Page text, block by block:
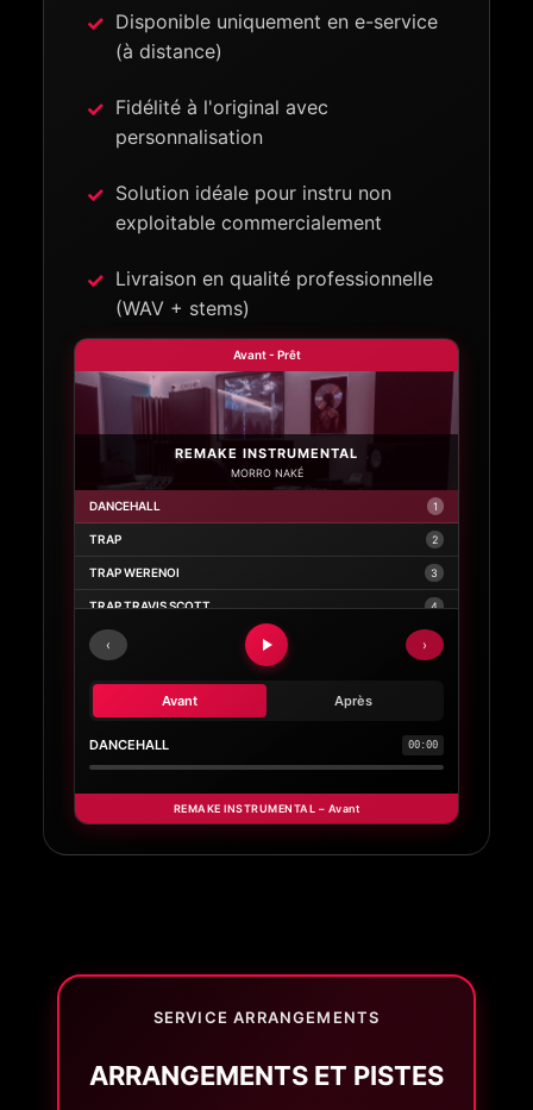
Disponible uniquement en e-service
(à distance)
Fidélité à l'original avec
personnalisation
Solution idéale pour instru non
exploitable commercialement
Livraison en qualité professionnelle
(WAV + stems)
Avant - Prêt
REMAKE INSTRUMENTAL
MORRO NAKÉ
DANCEHALL 1
TRAP 2
TRAP WERENOI 3
TRAP TRAVIS SCOTT 4
AFRO CALIENTE
‹ ›
Avant Après
DANCEHALL 00:00
REMAKE INSTRUMENTAL – Avant
SERVICE ARRANGEMENTS
ARRANGEMENTS ET PISTES